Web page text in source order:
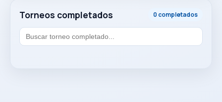
Torneos completados 0 completados